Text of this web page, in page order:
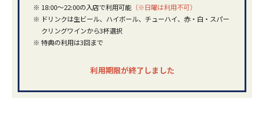
※ 18:00～22:00の入店で利用可能（※日曜は利用不可）
※ ドリンクは生ビール、ハイボール、チューハイ、赤・白・スパー
クリングワインから3杯選択
※ 特典の利用は3回まで
利用期限が終了しました